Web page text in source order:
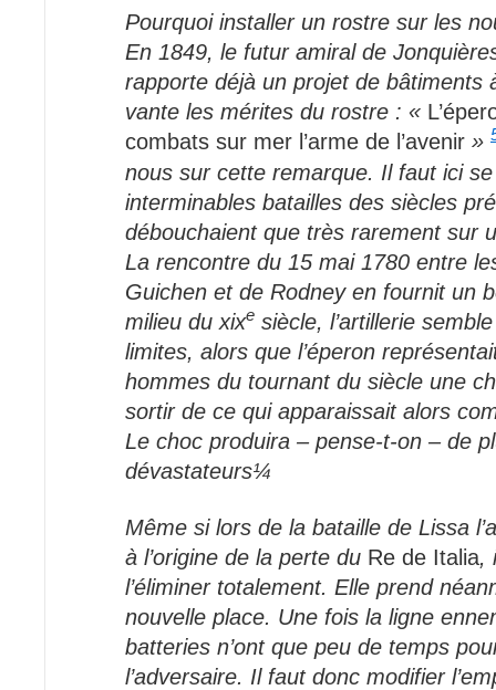
Pourquoi installer un rostre sur les
En 1849, le futur amiral de
rapporte déjà un projet de bâtiments
vante les mérites du rostre : «
combats sur mer l’arme de l’avenir »
nous sur cette remarque. Il faut ici
interminables batailles des siècles
débouchaient que très rarement sur
La rencontre du 15 mai 1780 entre
Guichen et de Rodney en fournit un
milieu du xixe siècle, l’artillerie
limites, alors que l’éperon
hommes du tournant du siècle une
sortir de ce qui apparaissait alors
Le choc produira – pense-t-on – de
dévastateurs¼
Même si lors de la bataille de Lissa
à l’origine de la perte du Re de Italia,
l’éliminer totalement. Elle prend
nouvelle place. Une fois la ligne
batteries n’ont que peu de temps
l’adversaire. Il faut donc modifier